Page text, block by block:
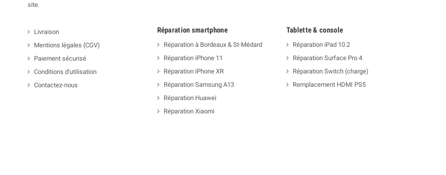
site.
Livraison
Mentions légales (CGV)
Paiement sécurisé
Conditions d'utilisation
Contactez-nous
Réparation smartphone
Réparation à Bordeaux & St-Médard
Réparation iPhone 11
Réparation iPhone XR
Réparation Samsung A13
Réparation Huawei
Réparation Xiaomi
Tablette & console
Réparation iPad 10.2
Réparation Surface Pro 4
Réparation Switch (charge)
Remplacement HDMI PS5